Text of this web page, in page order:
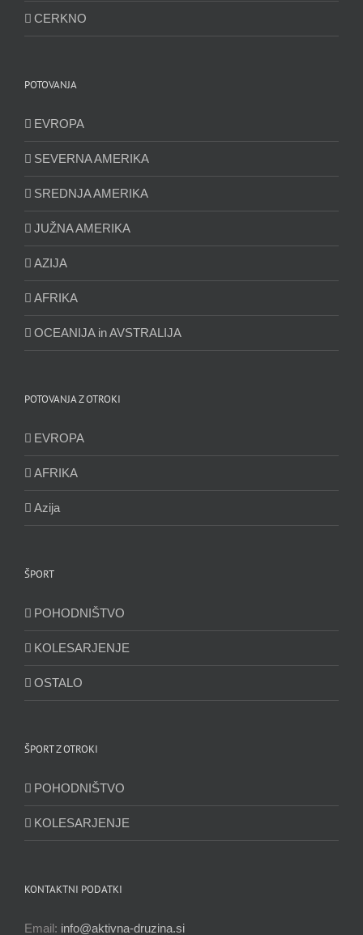
CERKNO
POTOVANJA
EVROPA
SEVERNA AMERIKA
SREDNJA AMERIKA
JUŽNA AMERIKA
AZIJA
AFRIKA
OCEANIJA in AVSTRALIJA
POTOVANJA Z OTROKI
EVROPA
AFRIKA
Azija
ŠPORT
POHODNIŠTVO
KOLESARJENJE
OSTALO
ŠPORT Z OTROKI
POHODNIŠTVO
KOLESARJENJE
KONTAKTNI PODATKI
Email: info@aktivna-druzina.si